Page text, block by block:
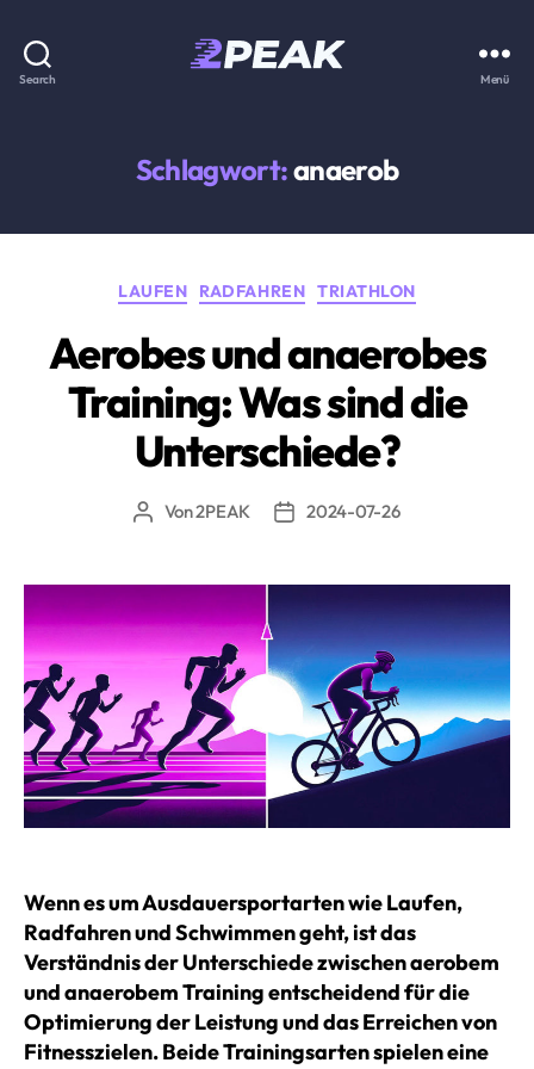
Search Menü
Schlagwort:anaerob
Kategorien
LAUFEN RADFAHREN TRIATHLON
Aerobes und anaerobes
Training: Was sind die
Unterschiede?
Beitragsautor
Von2PEAK Beitragsdatum
2024-07-26
Wenn es um Ausdauersportarten wie Laufen,
Radfahren und Schwimmen geht, ist das
Verständnis der Unterschiede zwischen aerobem
und anaerobem Training entscheidend für die
Optimierung der Leistung und das Erreichen von
Fitnesszielen. Beide Trainingsarten spielen eine